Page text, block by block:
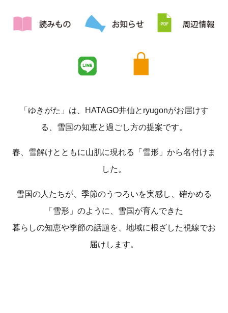
「ゆきがた」は、HATAGO井仙とryugonがお届けす
る、雪国の知恵と過ごし方の提案です。
春、雪解けとともに山肌に現れる「雪形」から名付けま
した。
雪国の人たちが、季節のうつろいを実感し、確かめる
「雪形」のように、雪国が育んできた
暮らしの知恵や季節の話題を、地域に根ざした視線でお
届けします。